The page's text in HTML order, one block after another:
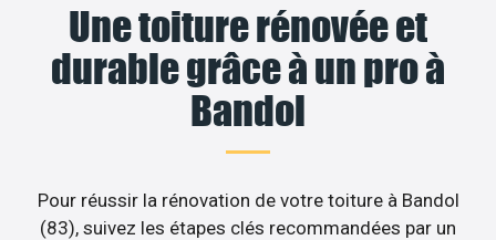
Une toiture rénovée et
durable grâce à un pro à
Bandol
Pour réussir la rénovation de votre toiture à Bandol
(83), suivez les étapes clés recommandées par un